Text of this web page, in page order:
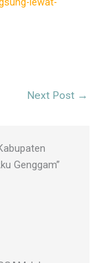
Next Post →
Genggam”